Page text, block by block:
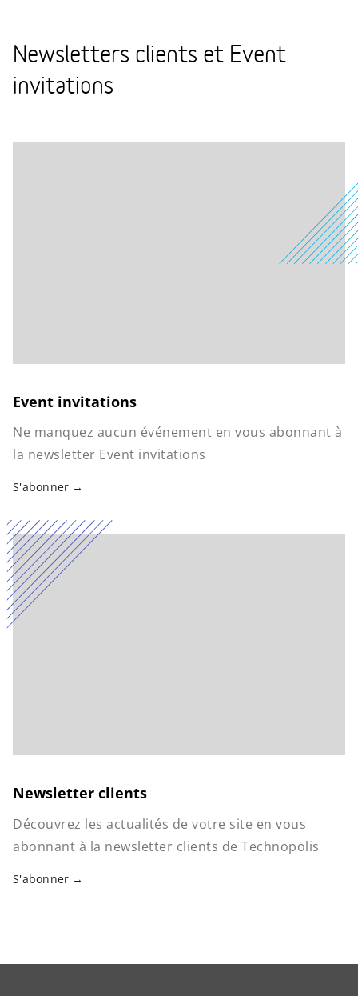
Newsletters clients et Event
invitations
Event invitations
Ne manquez aucun événement en vous abonnant à
la newsletter Event invitations
S'abonner
Newsletter clients
Découvrez les actualités de votre site en vous
abonnant à la newsletter clients de Technopolis
S'abonner